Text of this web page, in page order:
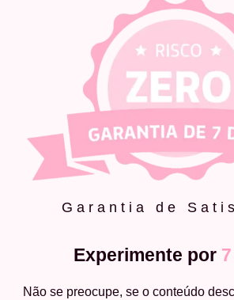
Garantia de
Experimente por
Não se preocupe, se o conteúdo